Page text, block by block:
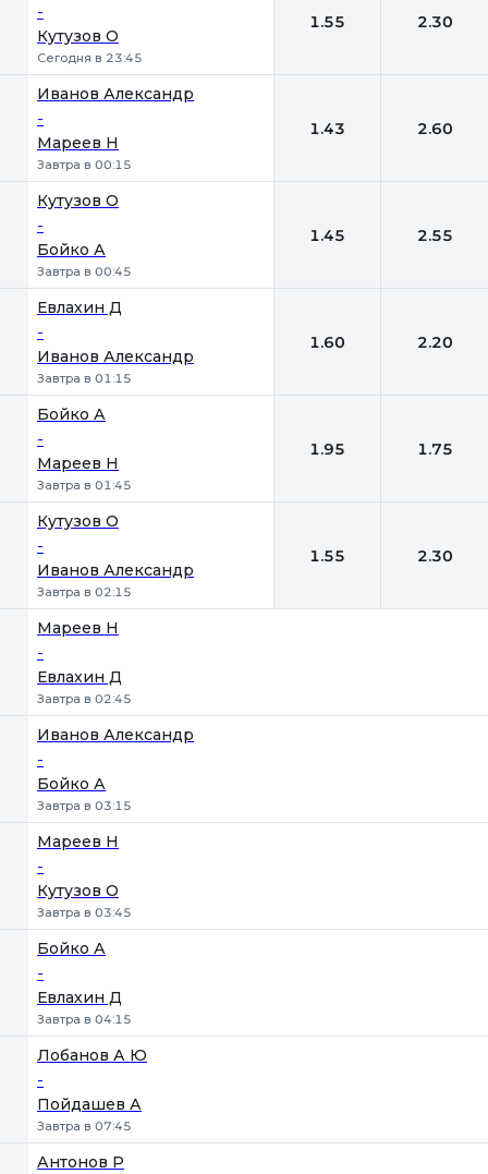
-
Кутузов О
Сегодня в 23:45
1.55 2.30
Иванов Александр
-
Мареев Н
Завтра в 00:15
1.43 2.60
Кутузов О
-
Бойко А
Завтра в 00:45
1.45 2.55
Евлахин Д
-
Иванов Александр
Завтра в 01:15
1.60 2.20
Бойко А
-
Мареев Н
Завтра в 01:45
1.95 1.75
Кутузов О
-
Иванов Александр
Завтра в 02:15
1.55 2.30
Мареев Н
-
Евлахин Д
Завтра в 02:45
Иванов Александр
-
Бойко А
Завтра в 03:15
Мареев Н
-
Кутузов О
Завтра в 03:45
Бойко А
-
Евлахин Д
Завтра в 04:15
Лобанов А Ю
-
Пойдашев А
Завтра в 07:45
Антонов Р